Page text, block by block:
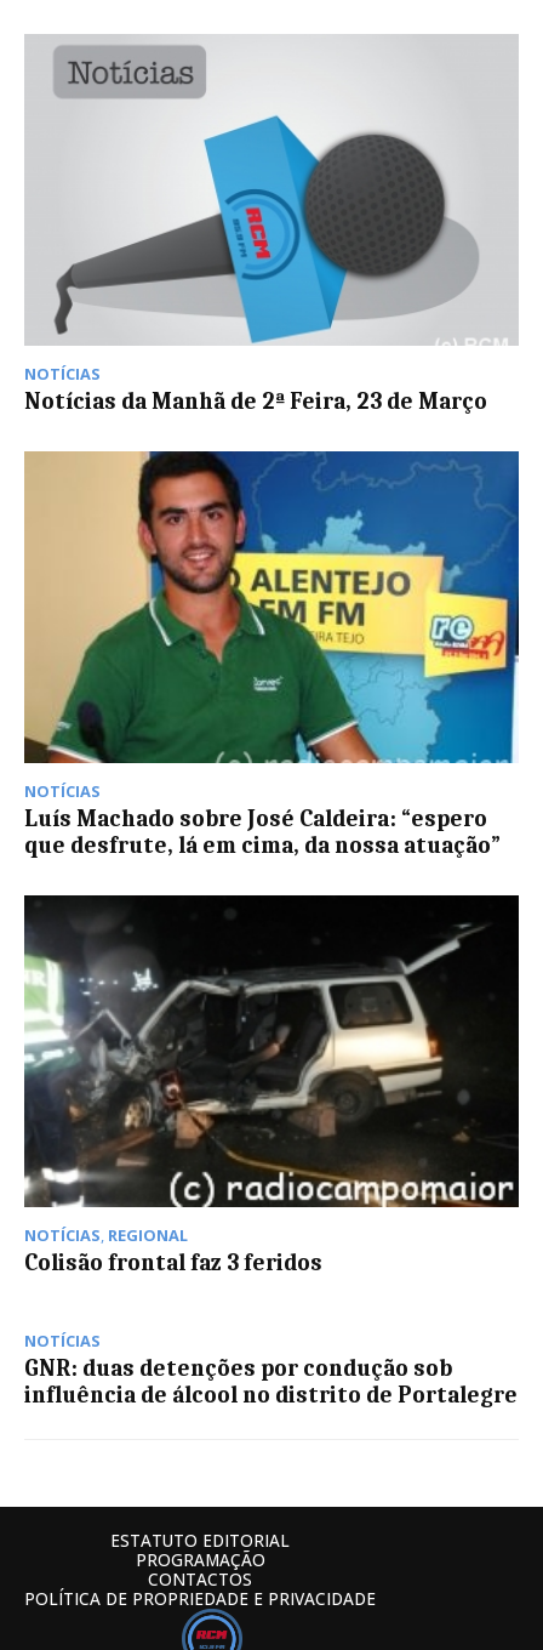
NOTÍCIAS
Notícias da Manhã de 2ª Feira, 23 de Março
NOTÍCIAS
Luís Machado sobre José Caldeira: “espero
que desfrute, lá em cima, da nossa atuação”
NOTÍCIAS, REGIONAL
Colisão frontal faz 3 feridos
NOTÍCIAS
GNR: duas detenções por condução sob
influência de álcool no distrito de Portalegre
ESTATUTO EDITORIAL
PROGRAMAÇÃO
CONTACTOS
POLÍTICA DE PROPRIEDADE E PRIVACIDADE